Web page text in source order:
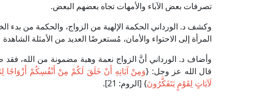
تصرفات بعض الآباء والأمهات تجاه بعضهم البعض.
وكشف د. الورداني الحكمة الإلهية من الزواج، والحكمة من بدء
المرأة إلى الاحتواء والأمان، مُستعرضًا العديد من الأمثلة
وأضاف د. الورداني أنَّ الزواج نعمة وهبة مضمونة من الله،
قال الله عز وجل: {وَمِنْ آيَاتِهِ أَنْ خَلَقَ لَكُمْ مِنْ أَنْفُسِكُمْ أَزْوَاجًا
لَآيَاتٍ لِقَوْمٍ يَتَفَكَّرُونَ} [الروم: 21].